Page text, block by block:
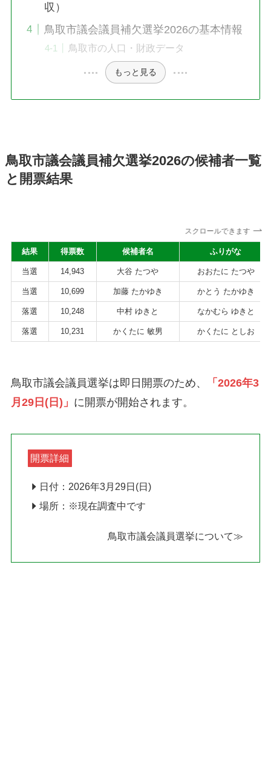
収）
鳥取市議会議員補欠選挙2026の基本情報
鳥取市の人口・財政データ
もっと見る
鳥取市議会議員補欠選挙2026の候補者一覧
と開票結果
スクロールできます
結果 得票数 候補者名 ふりがな
当選 14,943 大谷 たつや おおたに たつや
当選 10,699 加藤 たかゆき かとう たかゆき
落選 10,248 中村 ゆきと なかむら ゆきと
落選 10,231 かくたに 敏男 かくたに としお
鳥取市議会議員選挙は即日開票のため、
「2026年3
月29日(日)」 に開票が開始されます。
開票詳細
日付：2026年3月29日(日)
場所：※現在調査中です
鳥取市議会議員選挙について≫